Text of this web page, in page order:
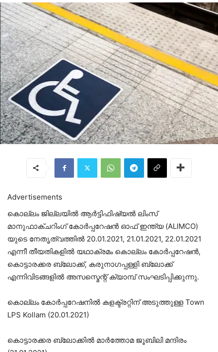
Advertisements
കൊല്ലം ജില്ലയിൽ ആർട്ടിഫിഷ്യൽ ലിംസ്
മാനുഫാക്ചറിംഗ് കോർപ്പറേഷൻ ഓഫ് ഇന്ത്യ (ALIMCO)
യുടെ നേതൃത്വത്തിൽ 20.01.2021, 21.01.2021, 22.01.2021
എന്നീ തീയതികളിൽ യഥാക്രമം കൊല്ലം കോർപ്പറേഷൻ,
കൊട്ടാരക്കര ബ്ലോക്ക്, കരുനാഗപ്പള്ളി ബ്ലോക്ക്
എന്നിവിടങ്ങളിൽ അസസ്മെന്റ് ക്യാമ്പ് സംഘടിപ്പിക്കുന്നു.
കൊല്ലം കോർപ്പറേഷനിൽ കളക്ട്രറ്റിന് അടുത്തുള്ള Town
LPS Kollam (20.01.2021)
കൊട്ടാരക്കര ബ്ലോക്കിൽ മാർത്തോമ ജൂബിലി മന്ദിരം